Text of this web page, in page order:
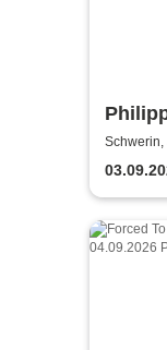
2026
Schwerin,